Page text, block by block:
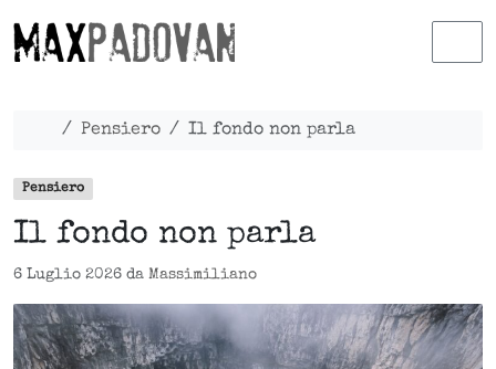
HomePensiero Il fondo non parla
Pensiero
Il fondo non parla
6 Luglio 2026 da Massimiliano